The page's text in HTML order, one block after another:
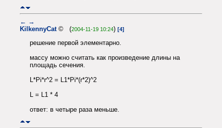
← →
KilkennyCat © (2004-11-19 10:24) [4]
решение первой элементарно.
массу можно считать как произведение длины на
площадь сечения.
L*Pi*r^2 = L1*Pi*(r*2)^2
L = L1 * 4
ответ: в четыре раза меньше.